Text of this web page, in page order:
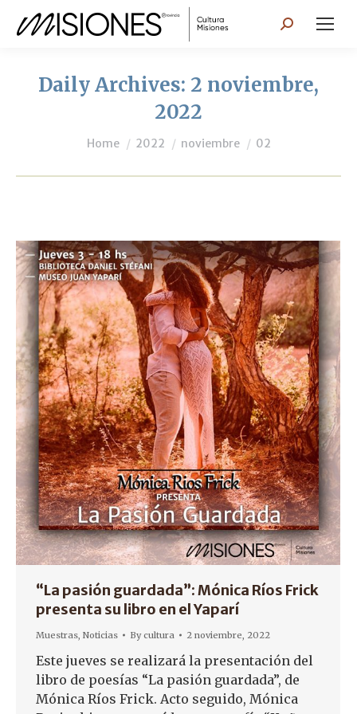
Search:
Daily Archives: 2 noviembre,
2022
You are here:
Home 2022 noviembre 02
“La pasión guardada”: Mónica Ríos Frick
presenta su libro en el Yaparí
Muestras, Noticias Bycultura 2 noviembre, 2022
Este jueves se realizará la presentación del
libro de poesías “La pasión guardada”, de
Mónica Ríos Frick. Acto seguido, Mónica